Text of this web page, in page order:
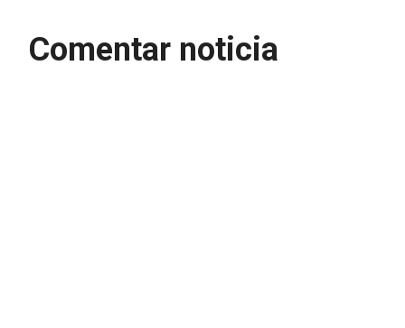
Comentar noticia